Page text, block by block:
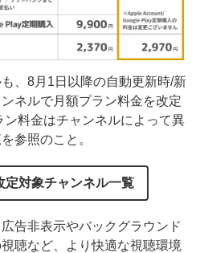
、8月1日以降の自動更新時/新
ネルで月額プラン料金を改定
料金はチャンネルによって異
参照のこと。
定対象チャンネル一覧
告非表示やバックグラウンド
聴など、より快適な視聴環境